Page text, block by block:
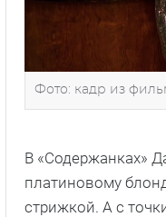
Фото: кадр из
В «Содержанках»
платиновому
стрижкой. А с